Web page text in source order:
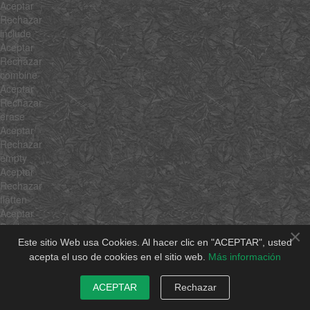
×
Este sitio Web usa Cookies. Al hacer clic en "ACEPTAR", usted
acepta el uso de cookies en el sitio web. Más información
ACEPTAR Rechazar
Aceptar
Rechazar
include
Aceptar
Rechazar
combine
Aceptar
Rechazar
erase
Aceptar
Rechazar
empty
Aceptar
Rechazar
flatten
Aceptar
Rechazar
Aceptar